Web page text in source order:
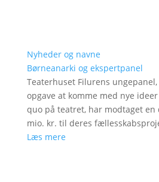
Nyheder og navne
Børneanarki og ekspertpanel
Teaterhuset Filurens
opgave at komme med nye
quo på teatret, har modtaget en
mio. kr. til deres
Læs mere